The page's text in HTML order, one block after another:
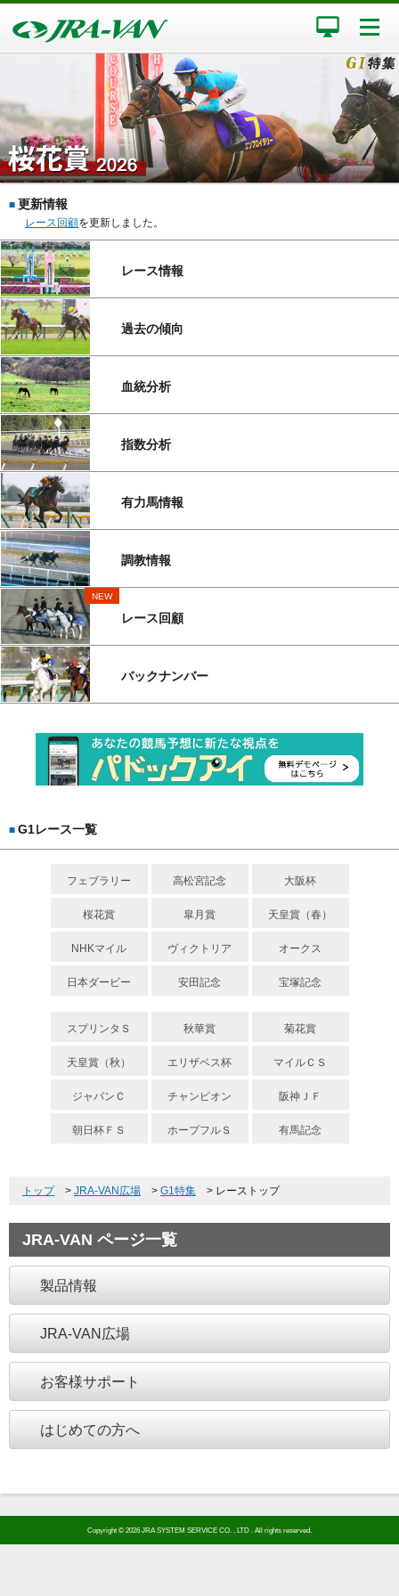
■ 更新情報
レース回顧を更新しました。
レース情報
過去の傾向
血統分析
指数分析
有力馬情報
調教情報
レース回顧
NEW
バックナンバー
■ G1レース一覧
フェブラリー 高松宮記念 大阪杯
桜花賞 皐月賞 天皇賞（春）
NHKマイル ヴィクトリア オークス
日本ダービー 安田記念 宝塚記念
スプリンタＳ 秋華賞 菊花賞
天皇賞（秋） エリザベス杯 マイルＣＳ
ジャパンＣ チャンピオン 阪神ＪＦ
朝日杯ＦＳ ホープフルＳ 有馬記念
トップ> JRA-VAN広場 > G1特集 > レーストップ
JRA-VAN ページ一覧
製品情報
JRA-VAN広場
お客様サポート
はじめての方へ
Copyright © 2026 JRA SYSTEM SERVICE CO. , LTD . All rights reserved.